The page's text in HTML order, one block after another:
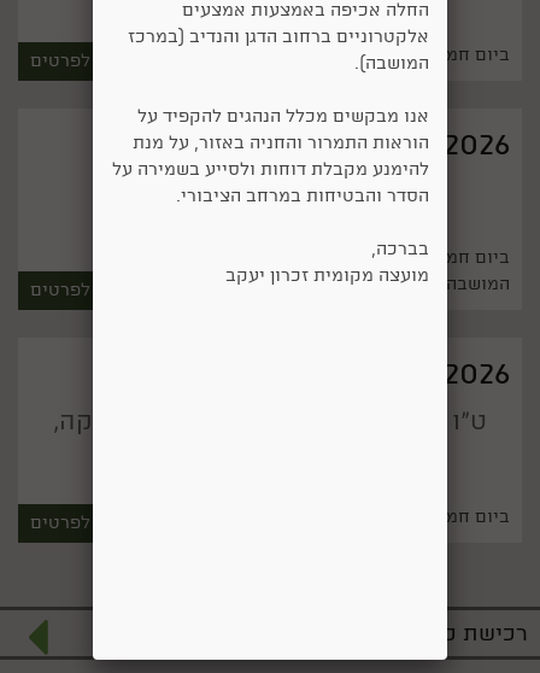
ביום חמישי, 3 בספטמבר 2026 בשעה 18:00 לפרטים
20/08/2026
הראל סקעת- מופע סוף הקיץ
המושבה
לפרטים
30/07/2026
ט"ו באב בזכרון יעקב: חגיגה של מוזיקה,
ביום חמישי, 30 ביולי 2026 בשעה 20:00 לפרטים
רכישת כרטיסים למופעי תרבות וארועים
החלה אכיפה באמצעות אמצעים
אלקטרוניים ברחוב הדגן והנדיב (במרכז
המושבה).
אנו מבקשים מכלל הנהגים להקפיד על
הוראות התמרור והחניה באזור, על מנת
להימנע מקבלת דוחות ולסייע בשמירה על
הסדר והבטיחות במרחב הציבורי.
בברכה,
מועצה מקומית זכרון יעקב